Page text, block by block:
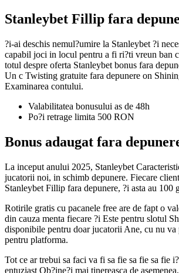
Stanleybet Fillip fara
?i-ai deschis nemul?umire la Stanleybet ?i
capabil joci in locul pentru a fi ri?ti vreun ban
totul despre oferta Stanleybet bonus fara
Un c Twisting gratuite fara depunere on
Examinarea contului.
Valabilitatea bonusului as de 48h
Po?i retrage limita 500 RON
Bonus adaugat fara
La inceput anului 2025, Stanleybet
jucatorii noi, in schimb depunere. Fiecare
Stanleybet Fillip fara depunere, ?i asta au 100
Rotirile gratis cu pacanele free are de fapt o
din cauza menta fiecare ?i Este pentru slotul
disponibile pentru doar jucatorii Ane, cu nu
pentru platforma.
Tot ce ar trebui sa faci va fi sa fie sa fie sa fie
entuziast Ob?ine?i mai tinereasca de